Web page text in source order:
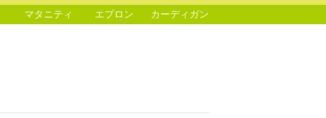
マタニティ エプロン カーディガン